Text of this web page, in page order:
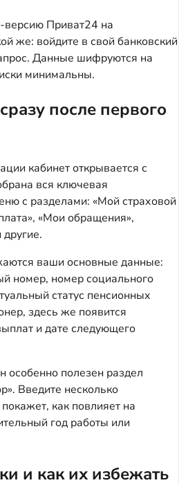
версию Приват24 на
же: войдите в свой банковский
Данные шифруются на
минимальны.
после первого
кабинет открывается с
вся ключевая
с разделами: «Мой страховой
«Мои обращения»,
ваши основные данные:
номер, номер социального
статус пенсионных
здесь же появится
и дате следующего
полезен раздел
Введите несколько
как повлияет на
год работы или
и как их избежать